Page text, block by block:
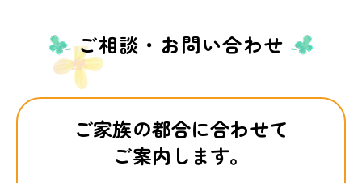
ご相談・お問い合わせ
ご家族の都合に合わせて
ご案内します。